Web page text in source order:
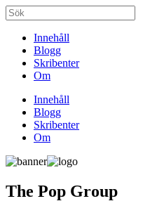
Innehåll
Blogg
Skribenter
Om
Innehåll
Blogg
Skribenter
Om
The Pop Group